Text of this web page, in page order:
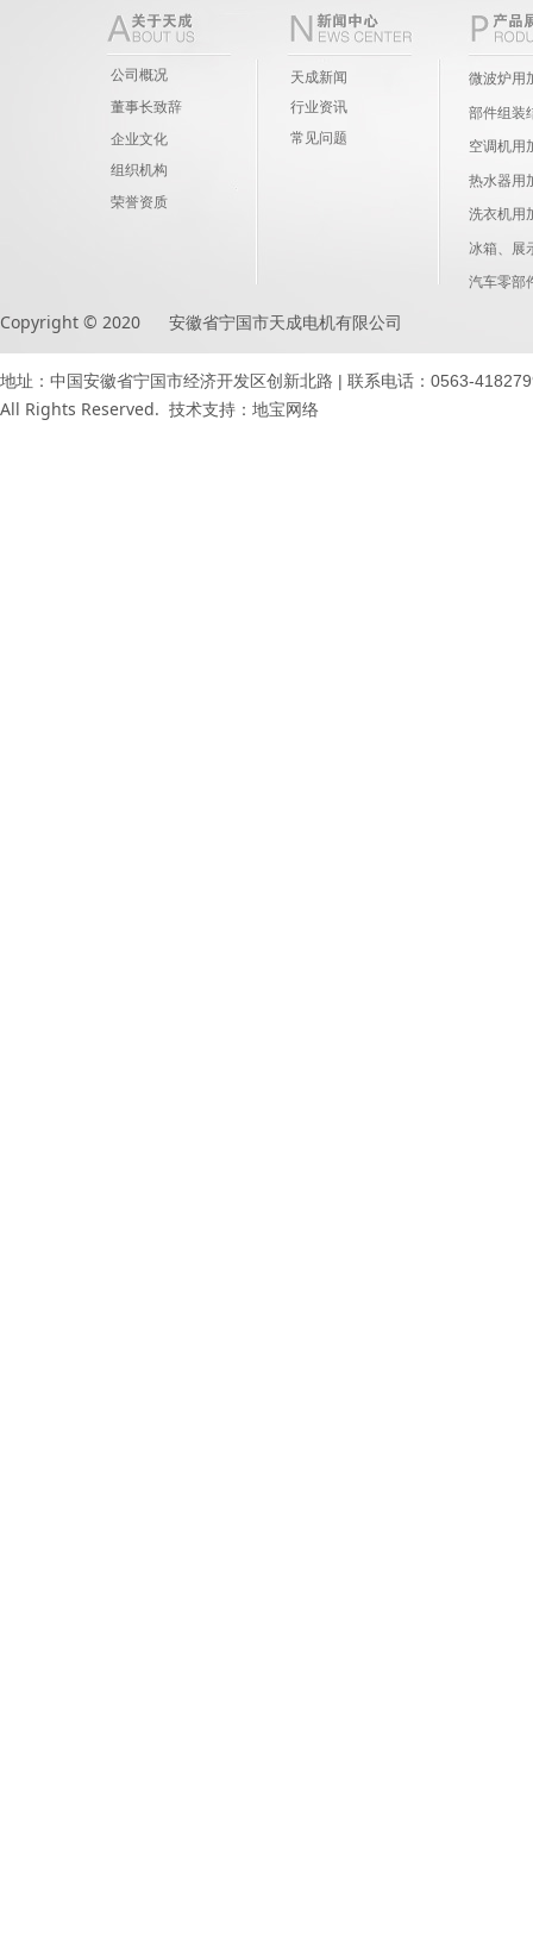
地址：中国安徽省宁国市经济开发区创新北路 | 联系电话：0563-
All Rights Reserved. 技术支持： 地宝网络
Copyright © 2020 安徽省宁国市天成电机有限公司
公司概况
董事长致辞
企业文化
组织机构
荣誉资质
天成新闻
行业资讯
常见问题
微波炉用
部件组装
空调机用
热水器用
洗衣机用
冰箱、展
汽车零部